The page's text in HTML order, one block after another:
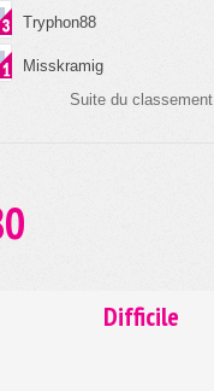
Tryphon88
Misskramig
Suite du classement
Difficile